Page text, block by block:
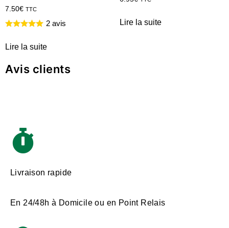
7.50€ TTC
2 avis
Lire la suite
Lire la suite
Avis clients
Livraison rapide
En 24/48h à Domicile ou en Point Relais